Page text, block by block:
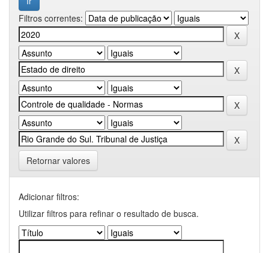
Filtros correntes:
Retornar valores
Adicionar filtros:
Utilizar filtros para refinar o resultado de busca.